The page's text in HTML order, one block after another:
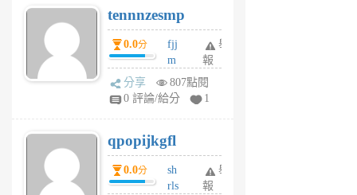
6
個
月
前
tennnzesmp
0.0分
fjj
m
w
rs
6
個
月
前
舉
報
分享
807點閱
0 評論/給分
1
qpopijkgfl
0.0分
sh
rls
舉
報